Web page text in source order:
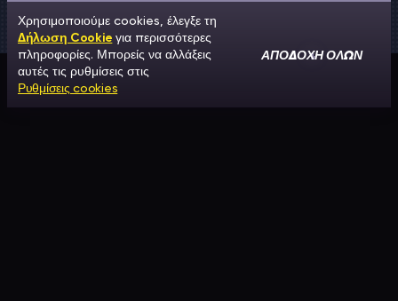
Χρησιμοποιούμε cookies, έλεγξε τη
Δήλωση Cookie για περισσότερες
πληροφορίες. Μπορείς να αλλάξεις
αυτές τις ρυθμίσεις στις
Ρυθμίσεις cookies
ΑΠΟΔΟΧΉ ΌΛΩΝ